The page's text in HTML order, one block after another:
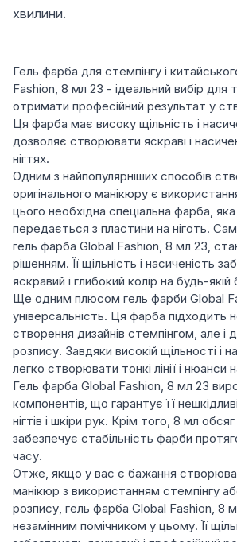
хвилини.
Гель фарба для стемпінгу і
Fashion, 8 мл 23 - ідеальний вибір для
отримати професійний результат у
Ця фарба має високу щільність і
дозволяє створювати яскраві і
нігтях.
Одним з найпопулярніших способів
оригінального манікюру є
цього необхідна спеціальна фарба,
передається з пластини на ніготь.
гель фарба Global Fashion, 8 мл 23,
рішенням. Її щільність і насиченість
яскравий і глибокий колір на будь-якій
Ще одним плюсом гель фарби Global
універсальність. Ця фарба підходить
створення дизайнів стемпінгом, але і
розпису. Завдяки високій щільності і
легко створювати тонкі лінії і нюанси
Гель фарба Global Fashion, 8 мл 23
компонентів, що гарантує її
нігтів і шкіри рук. Крім того, 8 мл
забезпечує стабільність фарби
часу.
Отже, якщо у вас є бажання
манікюр з використанням стемпінгу
розпису, гель фарба Global Fashion, 8
незамінним помічником у цьому. Її